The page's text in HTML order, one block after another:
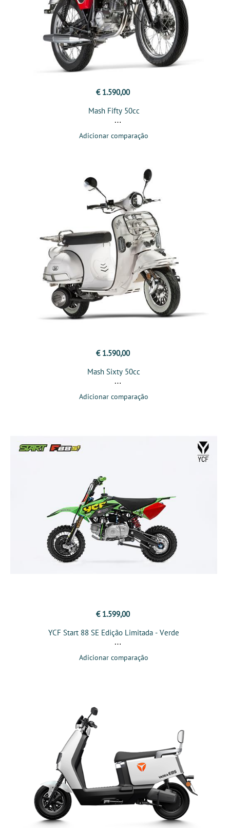
€ 1.590,00
Mash Fifty 50cc
Adicionar comparação
€ 1.590,00
Mash Sixty 50cc
Adicionar comparação
€ 1.599,00
YCF Start 88 SE Edição Limitada - Verde
Adicionar comparação